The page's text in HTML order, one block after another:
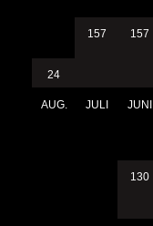
24
AUG.
157
JULI
157
JUNI
130